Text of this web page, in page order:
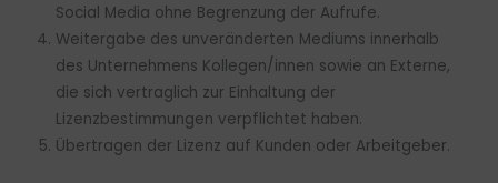
Social Media ohne Begrenzung der Aufrufe.
Weitergabe des unveränderten Mediums innerhalb
des Unternehmens Kollegen/innen sowie an Externe,
die sich vertraglich zur Einhaltung der
Lizenzbestimmungen verpflichtet haben.
Übertragen der Lizenz auf Kunden oder Arbeitgeber.